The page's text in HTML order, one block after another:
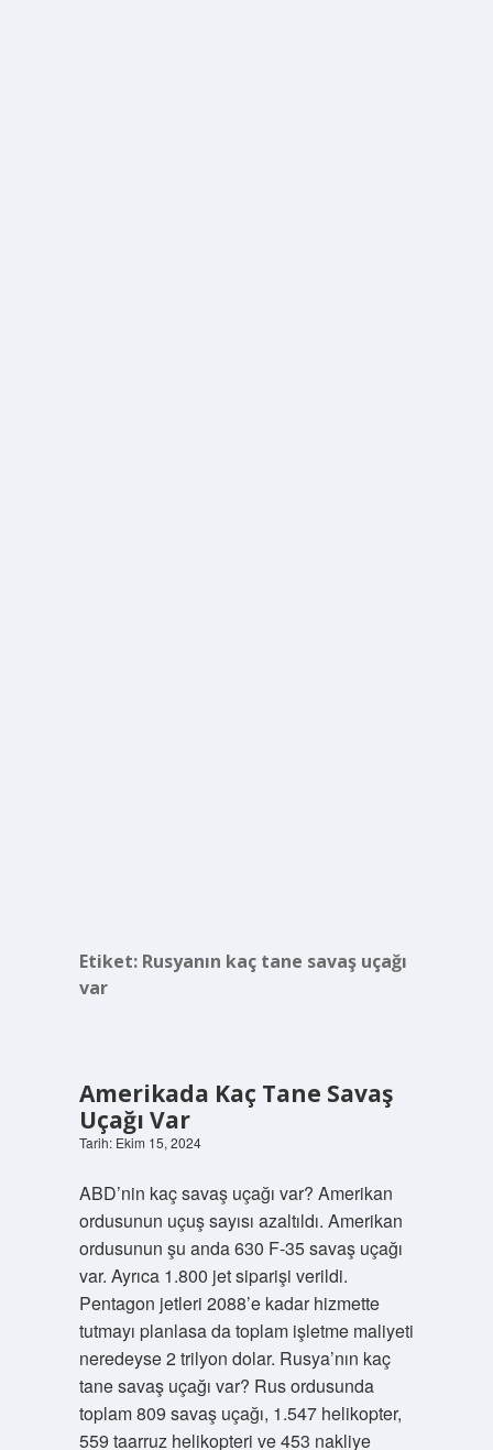
Etiket: Rusyanın kaç tane savaş uçağı
var
Amerikada Kaç Tane Savaş
Uçağı Var
Tarih: Ekim 15, 2024
ABD’nin kaç savaş uçağı var? Amerikan
ordusunun uçuş sayısı azaltıldı. Amerikan
ordusunun şu anda 630 F-35 savaş uçağı
var. Ayrıca 1.800 jet siparişi verildi.
Pentagon jetleri 2088’e kadar hizmette
tutmayı planlasa da toplam işletme maliyeti
neredeyse 2 trilyon dolar. Rusya’nın kaç
tane savaş uçağı var? Rus ordusunda
toplam 809 savaş uçağı, 1.547 helikopter,
559 taarruz helikopteri ve 453 nakliye